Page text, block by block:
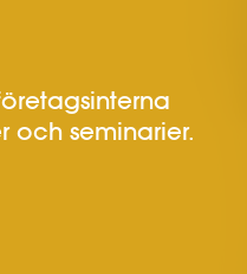
och seminarier.